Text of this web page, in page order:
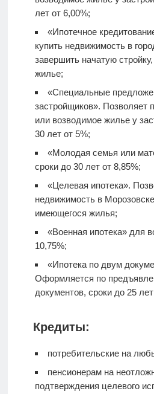
лет от 6,00%;
«Ипотечное
купить недвижимость в
завершить начатую
жилье;
«Специальные
застройщиков». Позволяет
или возводимое жилье у
30 лет от 5%;
«Молодая семья или
сроки до 30 лет от 8,85%;
«Целевая ипотека».
недвижимость в
имеющегося жилья;
«Военная ипотека» для
10,75%;
«Ипотека по двум
Оформляется по
документов, сроки до 25
Кредиты:
потребительские на
пенсионерам на
подтверждения целевого